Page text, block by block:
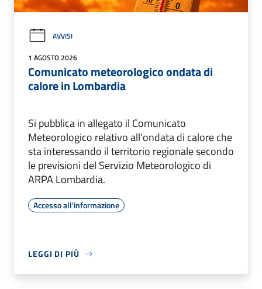
AVVISI
1 AGOSTO 2026
Comunicato meteorologico ondata di
calore in Lombardia
Si pubblica in allegato il Comunicato
Meteorologico relativo all'ondata di calore che
sta interessando il territorio regionale secondo
le previsioni del Servizio Meteorologico di
ARPA Lombardia.
Accesso all'informazione
LEGGI DI PIÙ